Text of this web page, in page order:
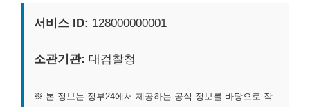
서비스 ID: 128000000001
소관기관: 대검찰청
※ 본 정보는 정부24에서 제공하는 공식 정보를 바탕으로 작